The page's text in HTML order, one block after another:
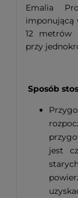
Emalia
imponującą
12 metrów
przy
Sposób
jest